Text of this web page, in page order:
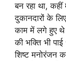
बन रहा था,
दुकानदारों के
काम में लगे हुए
की भक्ति भी
शिष्ट मनोरंजन